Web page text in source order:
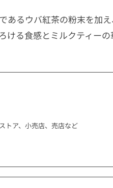
あるウバ紅茶の粉末を加
ける食感とミルクティー
トア、小売店、売店など